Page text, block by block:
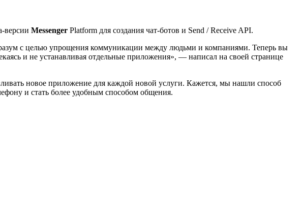
версии Messenger Platform для создания чат-ботов и Send / Receive API.
с целью упрощения коммуникации между людьми и компаниями. Теперь вы
и не устанавливая отдельные приложения», — написал на своей странице
новое приложение для каждой новой услуги. Кажется, мы нашли способ
и стать более удобным способом общения.